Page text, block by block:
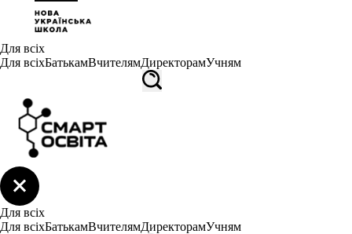
Для всіх
Для всіхБатькамВчителямДиректорамУчням
Для всіх
Для всіхБатькамВчителямДиректорамУчням